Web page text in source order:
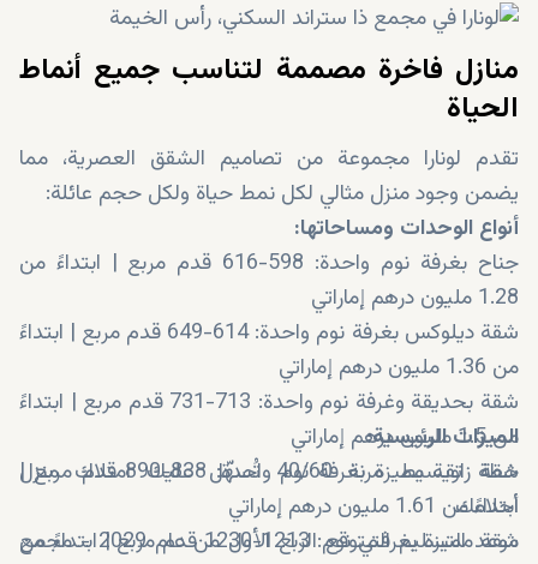
منازل فاخرة مصممة لتناسب جميع أنماط
الحياة
تقدم لونارا مجموعة من تصاميم الشقق العصرية، مما
يضمن وجود منزل مثالي لكل نمط حياة ولكل حجم عائلة:
أنواع الوحدات ومساحاتها:
جناح بغرفة نوم واحدة: 598-616 قدم مربع | ابتداءً من
1.28 مليون درهم إماراتي
شقة ديلوكس بغرفة نوم واحدة: 614-649 قدم مربع | ابتداءً
من 1.36 مليون درهم إماراتي
شقة بحديقة وغرفة نوم واحدة: 713-731 قدم مربع | ابتداءً
من 1.5 مليون درهم إماراتي
شقة زاوية مميزة بغرفة نوم واحدة: 838-890 قدم مربع |
ابتداءً من 1.61 مليون درهم إماراتي
شقة مميزة بغرفتي نوم: 1213-1230 قدم مربع | ابتداءً من
الميزات الرئيسية:
خطة تقسيط مرنة 40/60 تُسهّل عليك امتلاك منزل
أحلامك
موعد التسليم المتوقع الربع الأول من عام 2029 - مجمع